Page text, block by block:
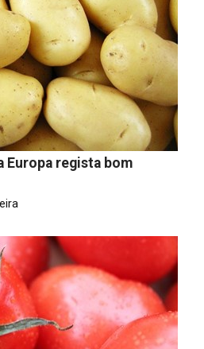
Europa regista bom